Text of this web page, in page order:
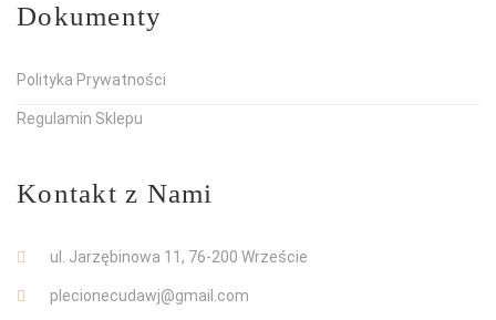
Dokumenty
Polityka Prywatności
Regulamin Sklepu
Kontakt z Nami
ul. Jarzębinowa 11, 76-200 Wrzeście
plecionecudawj@gmail.com